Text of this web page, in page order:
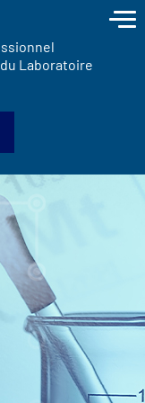
Laboratoire